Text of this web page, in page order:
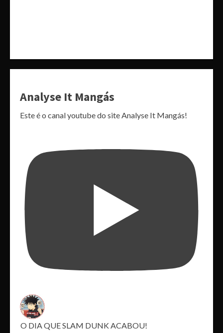
Analyse It Mangás
Este é o canal youtube do site Analyse It Mangás!
O DIA QUE SLAM DUNK ACABOU!